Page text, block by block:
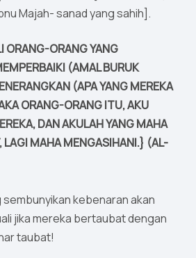
Majah- sanad yang sahih].
ORANG-ORANG YANG
(AMAL BURUK
(APA YANG MEREKA
ORANG-ORANG ITU, AKU
DAN AKULAH YANG MAHA
LAGI MAHA MENGASIHANI.} (AL-
kebenaran akan
jika mereka bertaubat dengan
taubat!